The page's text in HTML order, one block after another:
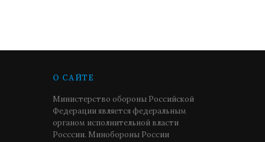
О САЙТЕ
Министерство обороны Российской
Федерации является федеральным
органом исполнительной власти
Росссии. Минобороны России